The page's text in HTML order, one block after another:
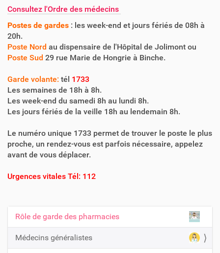
Consultez l'Ordre des médecins
Postes de gardes : les week-end et jours fériés de 08h à
20h.
Poste Nord au dispensaire de l'Hôpital de Jolimont ou
Poste Sud 29 rue Marie de Hongrie à Binche.
Garde volante: tél 1733
Les semaines de 18h à 8h.
Les week-end du samedi 8h au lundi 8h.
Les jours fériés de la veille 18h au lendemain 8h.
Le numéro unique 1733 permet de trouver le poste le plus
proche, un rendez-vous est parfois nécessaire, appelez
avant de vous déplacer.
Urgences vitales Tél: 112
N
a
v
Rôle de garde des pharmacies
Médecins généralistes